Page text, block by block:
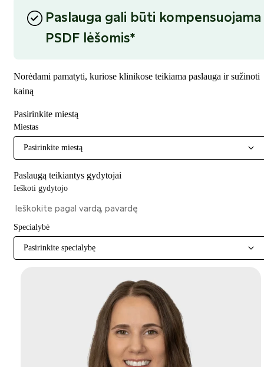
Paslauga gali būti kompensuojama
PSDF lėšomis*
Norėdami pamatyti, kuriose klinikose teikiama paslauga ir sužinoti
kainą
Pasirinkite miestą
Miestas
Pasirinkite miestą
Paslaugą teikiantys gydytojai
Ieškoti gydytojo
Specialybė
Pasirinkite specialybę